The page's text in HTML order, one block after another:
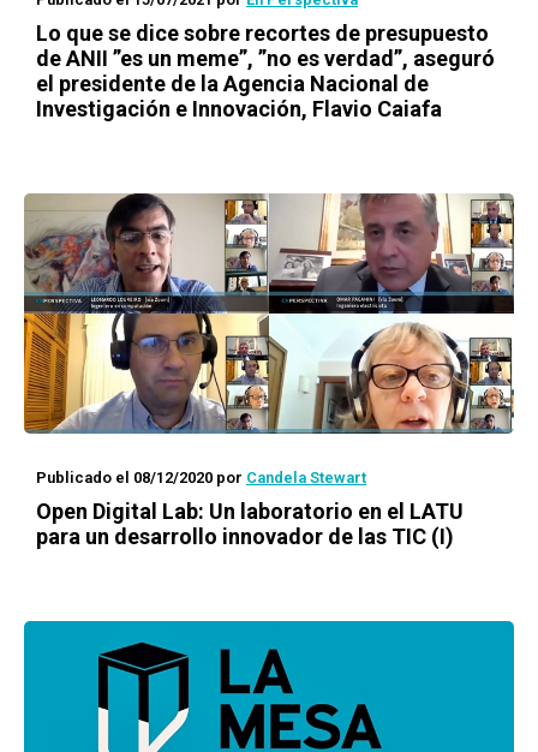
Lo que se dice sobre recortes de presupuesto
de ANII ”es un meme”, ”no es verdad”, aseguró
el presidente de la Agencia Nacional de
Investigación e Innovación, Flavio Caiafa
Publicado el 08/12/2020 por Candela Stewart
Open Digital Lab: Un laboratorio en el LATU
para un desarrollo innovador de las TIC (I)